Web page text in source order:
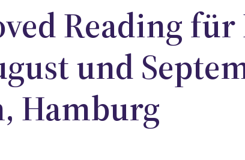
Reading
und
Hamburg